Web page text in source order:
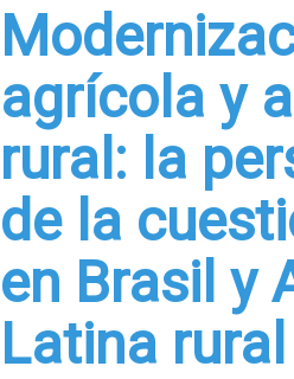
agrícola y
rural: la
de la
en Brasil y
Latina rural